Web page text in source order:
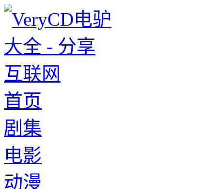
首页
剧集
电影
动漫